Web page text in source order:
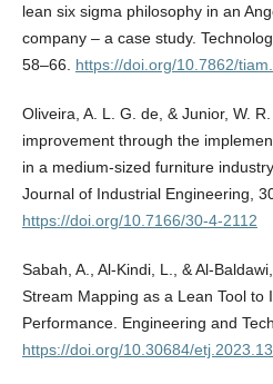
lean six sigma philosophy in an
company – a case study.
58–66. https://doi.org/10.7862/
Oliveira, A. L. G. de, & Junior, W.
improvement through the
in a medium-sized furniture
Journal of Industrial Engineering,
https://doi.org/10.7166/30-4-2112
Sabah, A., Al-Kindi, L., & Al-
Stream Mapping as a Lean Tool to
Performance. Engineering and
https://doi.org/10.30684/